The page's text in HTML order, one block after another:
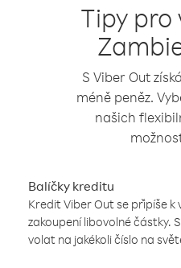
Tipy pro
S Viber Out
méně peněz.
našich
Balíčky kreditu
Kredit Viber Out se připíše
zakoupení libovolné částky.
volat na jakékoli číslo na